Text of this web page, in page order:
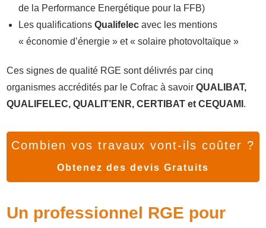
de la Performance Energétique pour la FFB)
Les qualifications Qualifelec avec les mentions
« économie d’énergie » et « solaire photovoltaïque »
Ces signes de qualité RGE sont délivrés par cinq
organismes accrédités par le Cofrac à savoir QUALIBAT,
QUALIFELEC, QUALIT’ENR, CERTIBAT et CEQUAMI .
Combien vos travaux vont-ils coûter ?
Obtenez des devis Gratuits
Un professionnel RGE pour